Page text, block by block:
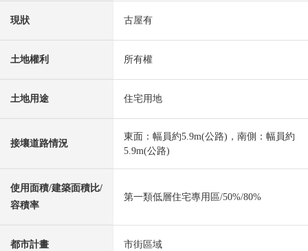
現狀 古屋有
土地權利 所有權
土地用途 住宅用地
接壤道路情況
東面：幅員約5.9m(公路)，南側：幅員約
5.9m(公路)
使用面積/建築面積比/
容積率
第一類低層住宅專用區/50%/80%
都市計畫 市街區域